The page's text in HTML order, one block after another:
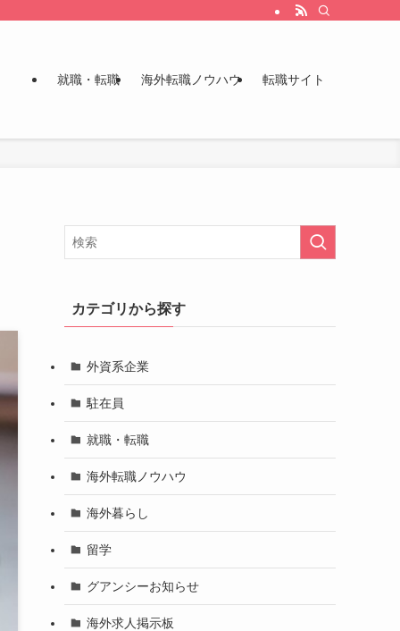
就職・転職 海外転職ノウハウ 転職サイト
カテゴリから探す
外資系企業
駐在員
就職・転職
海外転職ノウハウ
海外暮らし
留学
グアンシーお知らせ
海外求人掲示板